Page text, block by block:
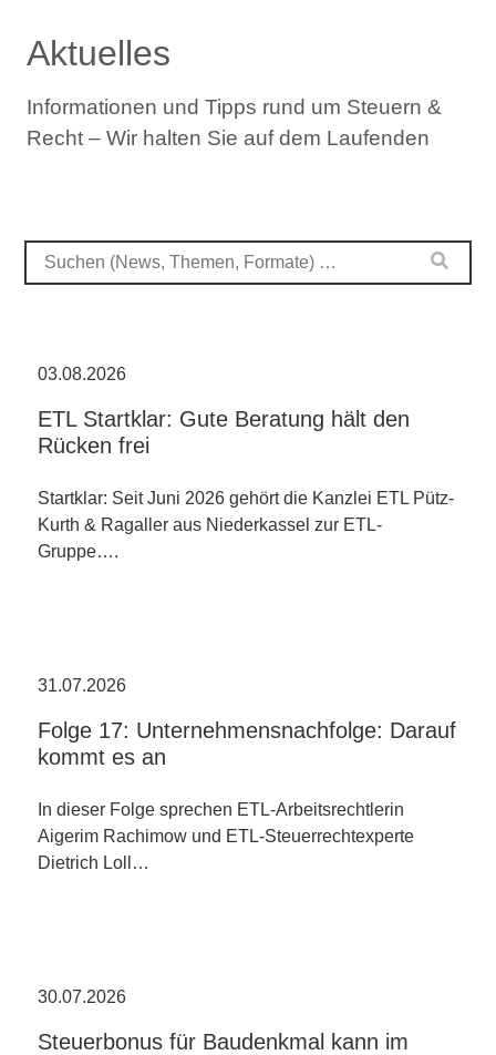
Aktuelles
Informationen und Tipps rund um Steuern &
Recht – Wir halten Sie auf dem Laufenden
03.08.2026
ETL Startklar: Gute Beratung hält den
Rücken frei
Startklar: Seit Juni 2026 gehört die Kanzlei ETL Pütz-
Kurth & Ragaller aus Niederkassel zur ETL-
Gruppe….
31.07.2026
Folge 17: Unternehmensnachfolge: Darauf
kommt es an
In dieser Folge sprechen ETL-Arbeitsrechtlerin
Aigerim Rachimow und ETL-Steuerrechtexperte
Dietrich Loll…
30.07.2026
Steuerbonus für Baudenkmal kann im